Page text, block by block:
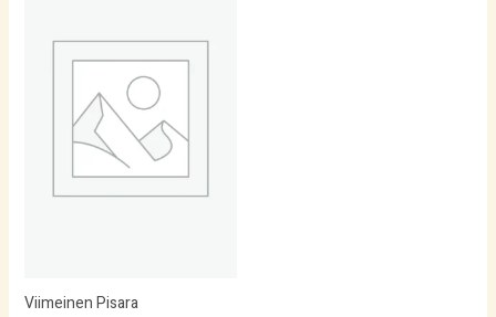
Viimeinen Pisara